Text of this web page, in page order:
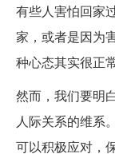
有些人害怕回家
家，或者是因为
种心态其实很正
然而，我们要明
人际关系的维系
可以积极应对，